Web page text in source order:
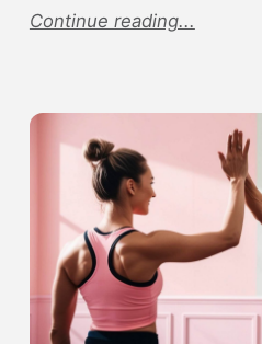
Continue reading...